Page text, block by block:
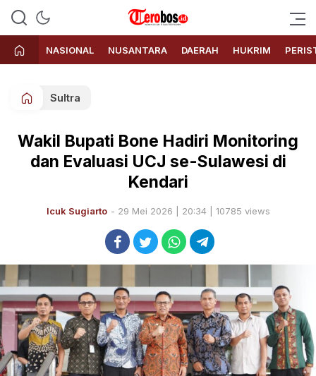
Terobos.id – Kabar terkini dari
Indonesia
Media siber yang menyajikan
berita terbaru dan kabar terkini
dari Indonesia untuk dunia
NASIONAL NUSANTARA DAERAH HUKRIM
Sultra
Wakil Bupati Bone Hadiri Monitoring
dan Evaluasi UCJ se-Sulawesi di
Kendari
Icuk Sugiarto - 29 Mei 2026 | 20:34 | 10785 views